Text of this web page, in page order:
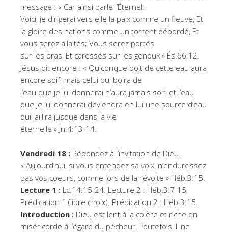
message : « Car ainsi parle l’Éternel:
Voici, je dirigerai vers elle la paix comme un fleuve, Et
la gloire des nations comme un torrent débordé, Et
vous serez allaités; Vous serez portés
sur les bras, Et caressés sur les genoux » És.66:12.
Jésus dit encore : « Quiconque boit de cette eau aura
encore soif; mais celui qui boira de
l’eau que je lui donnerai n’aura jamais soif, et l’eau
que je lui donnerai deviendra en lui une source d’eau
qui jaillira jusque dans la vie
éternelle » Jn.4:13-14.
Vendredi 18 : Répondez à l’invitation de Dieu.
« Aujourd’hui, si vous entendez sa voix, n’endurcissez
pas vos coeurs, comme lors de la révolte » Héb.3:15.
Lecture 1 : Lc.14:15-24. Lecture 2 : Héb.3:7-15.
Prédication 1 (libre choix). Prédication 2 : Héb.3:15.
Introduction : Dieu est lent à la colère et riche en
miséricorde à l’égard du pécheur. Toutefois, Il ne